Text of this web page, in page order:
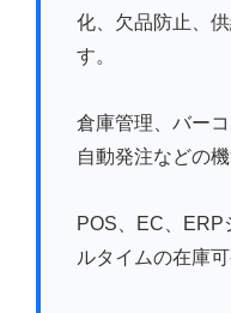
化、欠品防止、
す。
倉庫管理、バー
自動発注などの
POS、EC、ERP
ルタイムの在庫